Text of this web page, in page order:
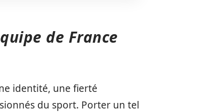
de France
identité, une fierté
du sport. Porter un tel